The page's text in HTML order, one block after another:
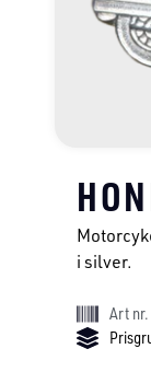
i silver.
Art